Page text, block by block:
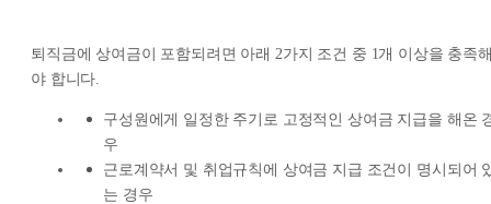
퇴직금에 상여금이 포함되려면 아래 2가지 조건 중 1개 이상을 충족
야 합니다.
구성원에게 일정한 주기로 고정적인 상여금 지급을 해온
우
근로계약서 및 취업규칙에 상여금 지급 조건이 명시되어
는 경우